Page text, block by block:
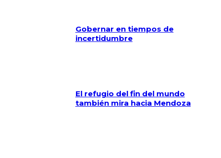
Gobernar en tiempos de
incertidumbre
El refugio del fin del mundo
también mira hacia Mendoza